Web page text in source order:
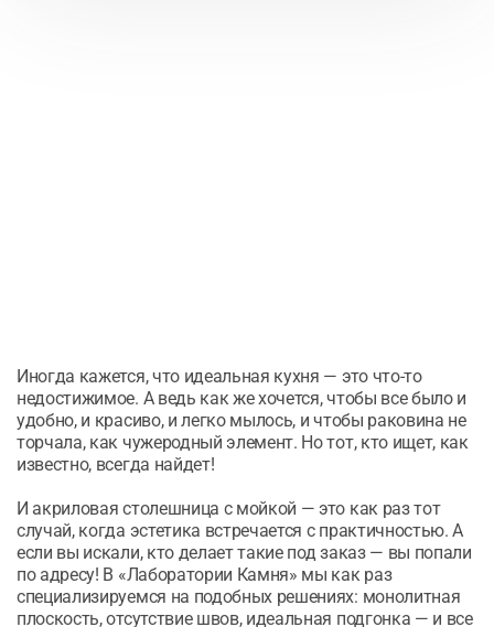
Иногда кажется, что идеальная кухня — это что-то
недостижимое. А ведь как же хочется, чтобы все было и
удобно, и красиво, и легко мылось, и чтобы раковина не
торчала, как чужеродный элемент. Но тот, кто ищет, как
известно, всегда найдет!
И акриловая столешница с мойкой — это как раз тот
случай, когда эстетика встречается с практичностью. А
если вы искали, кто делает такие под заказ — вы попали
по адресу! В «Лаборатории Камня» мы как раз
специализируемся на подобных решениях: монолитная
плоскость, отсутствие швов, идеальная подгонка — и все